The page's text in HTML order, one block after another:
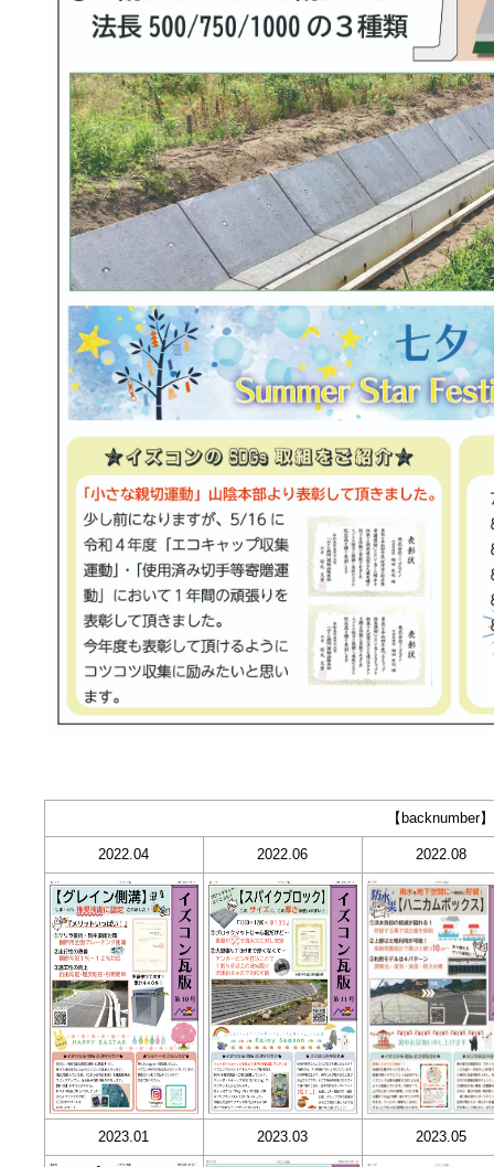
【backnumber】
2022.04 2022.06 2022.08
2023.01 2023.03 2023.05